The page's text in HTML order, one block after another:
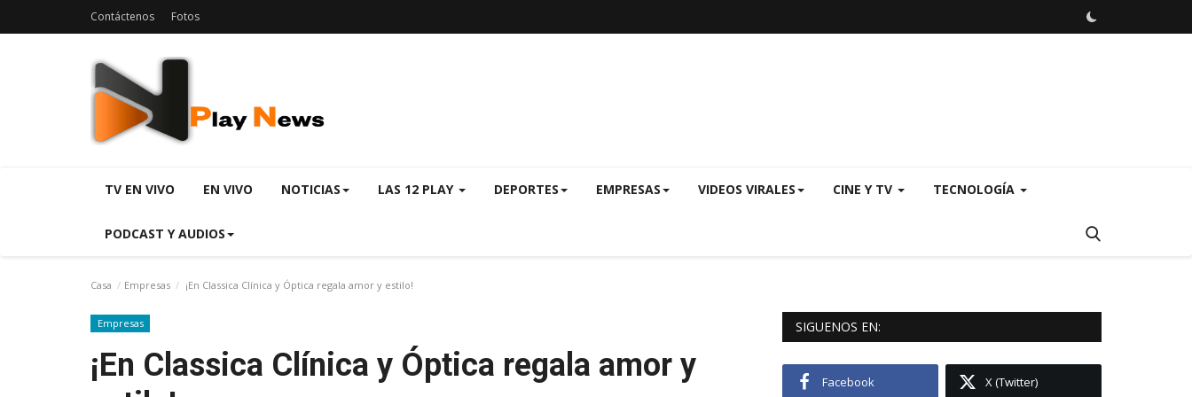
Contáctenos Fotos
TV EN VIVO EN VIVO NOTICIAS LAS 12 PLAY DEPORTES EMPRESAS VIDEOS VIRALES CINE Y TV TECNOLOGÍA
PODCAST Y AUDIOS
Casa Empresas ¡En Classica Clínica y Óptica regala amor y estilo!
Empresas
¡En Classica Clínica y Óptica regala amor y
SIGUENOS EN:
Facebook X (Twitter)